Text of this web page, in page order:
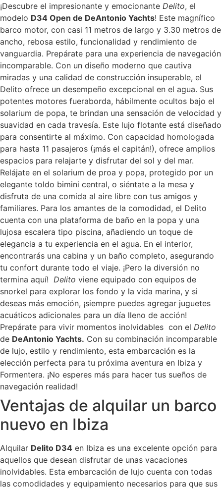
¡Descubre el impresionante y emocionante Delito, el
modelo D34 Open de DeAntonio Yachts! Este magnífico
barco motor, con casi 11 metros de largo y 3.30 metros de
ancho, rebosa estilo, funcionalidad y rendimiento de
vanguardia. Prepárate para una experiencia de navegación
incomparable. Con un diseño moderno que cautiva
miradas y una calidad de construcción insuperable, el
Delito ofrece un desempeño excepcional en el agua. Sus
potentes motores fueraborda, hábilmente ocultos bajo el
solarium de popa, te brindan una sensación de velocidad y
suavidad en cada travesía. Este lujo flotante está diseñado
para consentirte al máximo. Con capacidad homologada
para hasta 11 pasajeros (¡más el capitán!), ofrece amplios
espacios para relajarte y disfrutar del sol y del mar.
Relájate en el solarium de proa y popa, protegido por un
elegante toldo bimini central, o siéntate a la mesa y
disfruta de una comida al aire libre con tus amigos y
familiares. Para los amantes de la comodidad, el Delito
cuenta con una plataforma de baño en la popa y una
lujosa escalera tipo piscina, añadiendo un toque de
elegancia a tu experiencia en el agua. En el interior,
encontrarás una cabina y un baño completo, asegurando
tu confort durante todo el viaje. ¡Pero la diversión no
termina aquí! Delito viene equipado con equipos de
snorkel para explorar los fondo y la vida marina, y si
deseas más emoción, ¡siempre puedes agregar juguetes
acuáticos adicionales para un día lleno de acción!
Prepárate para vivir momentos inolvidables con el Delito
de DeAntonio Yachts. Con su combinación incomparable
de lujo, estilo y rendimiento, esta embarcación es la
elección perfecta para tu próxima aventura en Ibiza y
Formentera. ¡No esperes más para hacer tus sueños de
navegación realidad!
Ventajas de alquilar un barco
nuevo en Ibiza
Alquilar Delito D34 en Ibiza es una excelente opción para
aquellos que desean disfrutar de unas vacaciones
inolvidables. Esta embarcación de lujo cuenta con todas
las comodidades y equipamiento necesarios para que sus